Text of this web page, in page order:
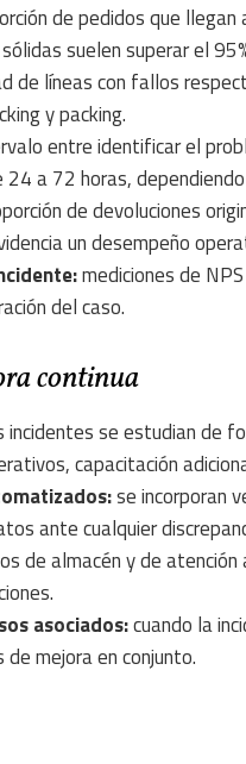
de pedidos que
suelen superar el
de líneas con fallos
y packing.
entre identificar el
a 72 horas,
de devoluciones
un desempeño
mediciones de
del caso.
continua
incidentes se estudian de
capacitación
se incorporan
ante cualquier
de almacén y de
asociados:cuando la
mejora en conjunto.